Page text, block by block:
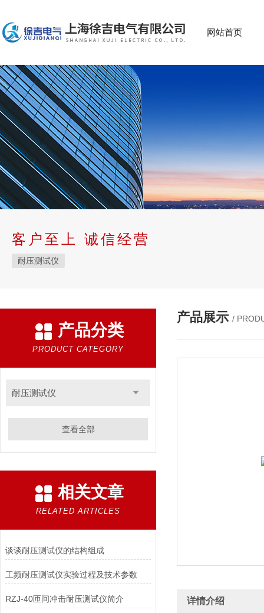
网站首页
客户至上 诚信经营
耐压测试仪
产品分类
PRODUCT CATEGORY
耐压测试仪
查看全部
相关文章
RELATED ARTICLES
谈谈耐压测试仪的结构组成
工频耐压测试仪实验过程及技术参数
RZJ-40匝间冲击耐压测试仪简介
产品展示 /
详情介绍